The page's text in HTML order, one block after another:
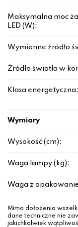
Maksymalna moc
LED (W):
Wymienne źródło
Źródło światła w
Klasa energetyczna:
Wymiary
Wysokość (cm):
Waga lampy (kg):
Waga z
Mimo dołożenia
dane techniczne nie
jakichkolwiek